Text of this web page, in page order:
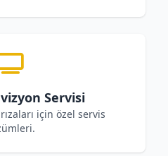
Servisi
için özel servis